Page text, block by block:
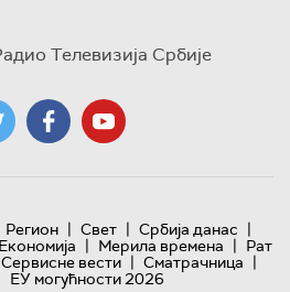
Телевизија Србије
Регион | Свет | Србија данас |
Економија | Мерила времена | Рат
Сервисне вести | Сматрачница |
ЕУ могућности 2026